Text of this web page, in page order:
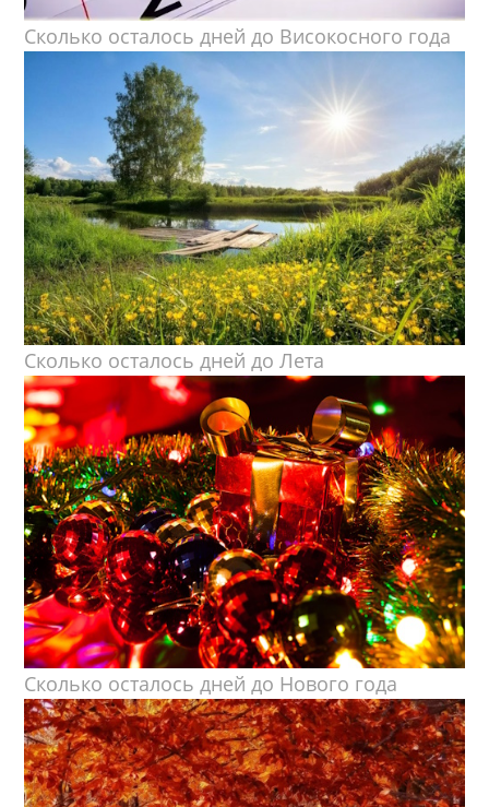
Сколько осталось дней до Високосного года
Сколько осталось дней до Лета
Сколько осталось дней до Нового года